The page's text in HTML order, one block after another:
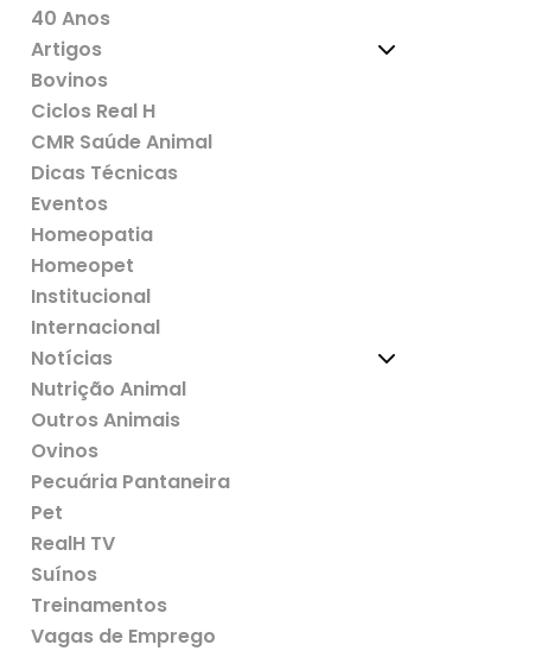
40 Anos
Artigos
Bovinos
Ciclos Real H
CMR Saúde Animal
Dicas Técnicas
Eventos
Homeopatia
Homeopet
Institucional
Internacional
Notícias
Nutrição Animal
Outros Animais
Ovinos
Pecuária Pantaneira
Pet
RealH TV
Suínos
Treinamentos
Vagas de Emprego